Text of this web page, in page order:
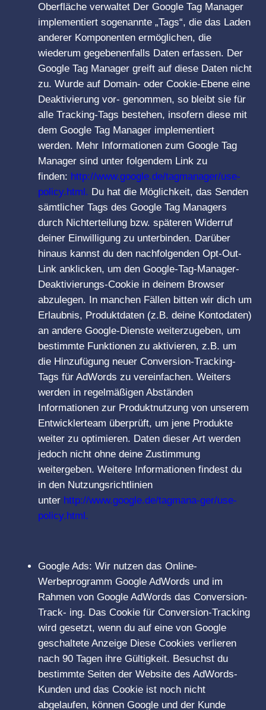
Oberfläche verwaltet Der Google Tag Manager
implementiert sogenannte „Tags“, die das Laden
anderer Komponenten ermöglichen, die
wiederum gegebenenfalls Daten erfassen. Der
Google Tag Manager greift auf diese Daten nicht
zu. Wurde auf Domain- oder Cookie-Ebene eine
Deaktivierung vor- genommen, so bleibt sie für
alle Tracking-Tags bestehen, insofern diese mit
dem Google Tag Manager implementiert
werden. Mehr Informationen zum Google Tag
Manager sind unter folgendem Link zu
finden: http://www.google.de/tagmanager/use-
policy.html. Du hat die Möglichkeit, das Senden
sämtlicher Tags des Google Tag Managers
durch Nichterteilung bzw. späteren Widerruf
deiner Einwilligung zu unterbinden. Darüber
hinaus kannst du den nachfolgenden Opt-Out-
Link anklicken, um den Google-Tag-Manager-
Deaktivierungs-Cookie in deinem Browser
abzulegen. In manchen Fällen bitten wir dich um
Erlaubnis, Produktdaten (z.B. deine Kontodaten)
an andere Google-Dienste weiterzugeben, um
bestimmte Funktionen zu aktivieren, z.B. um
die Hinzufügung neuer Conversion-Tracking-
Tags für AdWords zu vereinfachen. Weiters
werden in regelmäßigen Abständen
Informationen zur Produktnutzung von unserem
Entwicklerteam überprüft, um jene Produkte
weiter zu optimieren. Daten dieser Art werden
jedoch nicht ohne deine Zustimmung
weitergeben. Weitere Informationen findest du
in den Nutzungsrichtlinien
unter http://www.google.de/tagmana-ger/use-
policy.html.
Google Ads: Wir nutzen das Online-
Werbeprogramm Google AdWords und im
Rahmen von Google AdWords das Conversion-
Track- ing. Das Cookie für Conversion-Tracking
wird gesetzt, wenn du auf eine von Google
geschaltete Anzeige Diese Cookies verlieren
nach 90 Tagen ihre Gültigkeit. Besuchst du
bestimmte Seiten der Website des AdWords-
Kunden und das Cookie ist noch nicht
abgelaufen, können Google und der Kunde